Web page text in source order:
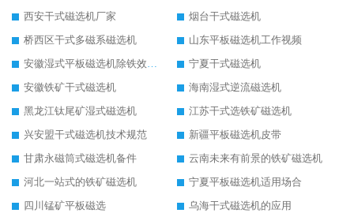
西安干式磁选机厂家
烟台干式磁选机
桥西区干式多磁系磁选机
山东平板磁选机工作视频
安徽湿式平板磁选机除铁效果怎么样
宁夏干式磁选机
安徽铁矿干式磁选机
海南湿式逆流磁选机
黑龙江钛尾矿湿式磁选机
江苏干式选铁矿磁选机
兴安盟干式磁选机技术规范
新疆平板磁选机皮带
甘肃永磁筒式磁选机备件
云南未来有前景的铁矿磁选机
河北一站式的铁矿磁选机
宁夏平板磁选机适用场合
四川锰矿平板磁选
乌海干式磁选机的应用